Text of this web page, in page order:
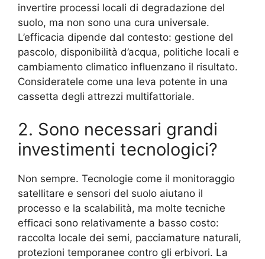
invertire processi locali di degradazione del
suolo, ma non sono una cura universale.
L’efficacia dipende dal contesto: gestione del
pascolo, disponibilità d’acqua, politiche locali e
cambiamento climatico influenzano il risultato.
Consideratele come una leva potente in una
cassetta degli attrezzi multifattoriale.
2. Sono necessari grandi
investimenti tecnologici?
Non sempre. Tecnologie come il monitoraggio
satellitare e sensori del suolo aiutano il
processo e la scalabilità, ma molte tecniche
efficaci sono relativamente a basso costo:
raccolta locale dei semi, pacciamature naturali,
protezioni temporanee contro gli erbivori. La